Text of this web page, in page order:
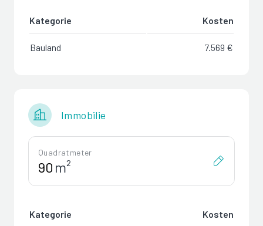
Kategorie Kosten
Bauland 7.569 €
Immobilie
Quadratmeter
m²
Kategorie Kosten